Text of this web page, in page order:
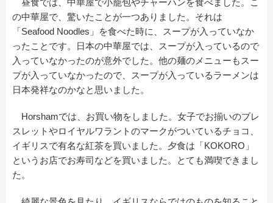
の中華屋で、驚いたことが一つありました。それは
「Seafood Noodles」を食べた時に、スープが入っていなか
ったことです。日本の中華屋では、スープが入っているので
入っていなかったのが意外でした。他の麺のメニューもスー
プが入っていなかったので、スープが入っているラーメンは
日本発祥なのかなと思いました。
Horshamでは、お買い物をしました。女子でお揃いのブレ
スレットやロイヤルワラントのマークがついているチョコ、
イギリスで有名な紅茶を買いました。夕食は「KOKORO」
というお店でお寿司などを買いました。とても満喫できまし
た。